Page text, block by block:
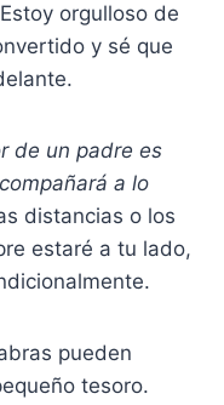
orgulloso de
y sé que
de un padre es
a lo
distancias o los
estaré a tu lado,
pueden
tesoro.